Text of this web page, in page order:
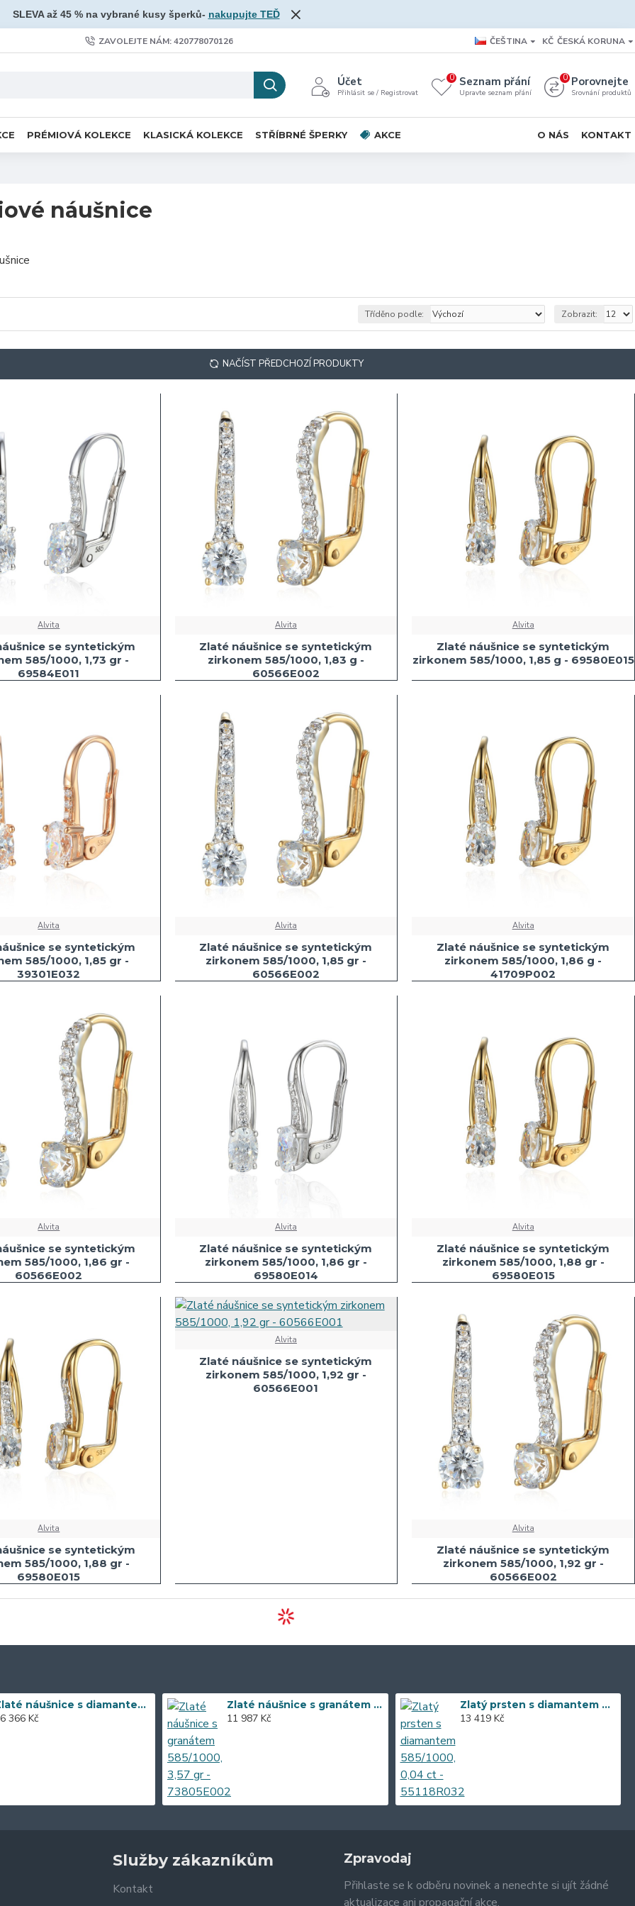
SLEVA až 45 % na vybrané kusy šperků- nakupujte TEĎ
ZAVOLEJTE NÁM: 420778070126 ČEŠTINA KČ ČESKÁ KORUNA
Účet
Přihlásit se / Registrovat
Seznam přání
Upravte seznam přání
0 Porovnejte
Srovnání produktů
0
PRÉMIOVÁ KOLEKCE KLASICKÁ KOLEKCE STŘÍBRNÉ ŠPERKY AKCE O NÁS KONTAKT
náušnice
Tříděno podle: Zobrazit:
NAČÍST PŘEDCHOZÍ PRODUKTY
Alvita
se syntetickým
585/1000, 1,73 gr -
69584E011
Alvita
Zlaté náušnice se syntetickým
zirkonem 585/1000, 1,83 g -
60566E002
Alvita
Zlaté náušnice se syntetickým
zirkonem 585/1000, 1,85 g - 69580E015
Alvita
se syntetickým
585/1000, 1,85 gr -
39301E032
Alvita
Zlaté náušnice se syntetickým
zirkonem 585/1000, 1,85 gr -
60566E002
Alvita
Zlaté náušnice se syntetickým
zirkonem 585/1000, 1,86 g -
41709P002
Alvita
se syntetickým
585/1000, 1,86 gr -
60566E002
Alvita
Zlaté náušnice se syntetickým
zirkonem 585/1000, 1,86 gr -
69580E014
Alvita
Zlaté náušnice se syntetickým
zirkonem 585/1000, 1,88 gr -
69580E015
Alvita
se syntetickým
585/1000, 1,88 gr -
69580E015
Alvita
Zlaté náušnice se syntetickým
zirkonem 585/1000, 1,92 gr -
60566E001
Alvita
Zlaté náušnice se syntetickým
zirkonem 585/1000, 1,92 gr -
60566E002
Zlaté náušnice s diamantem 585/1000, 0,197 ct - 43855E016
366 Kč
Zlaté náušnice s granátem 585/1000, 3,57 gr - 73805E002
11 987 Kč
Zlatý prsten s diamantem 585/1000, 0,04 ct - 55118R032
13 419 Kč
Služby zákazníkům
Kontakt
Zpravodaj
Přihlaste se k odběru novinek a nenechte si ujít žádné
aktualizace ani propagační akce.